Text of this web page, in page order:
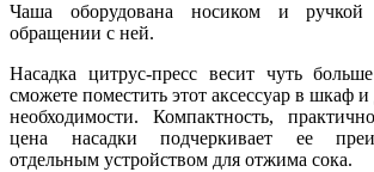
Чаша оборудована носиком и
обращении с ней.
Насадка цитрус-пресс весит чуть
сможете поместить этот аксессуар в шкаф и
необходимости. Компактность,
цена насадки подчеркивает ее
отдельным устройством для отжима сока.